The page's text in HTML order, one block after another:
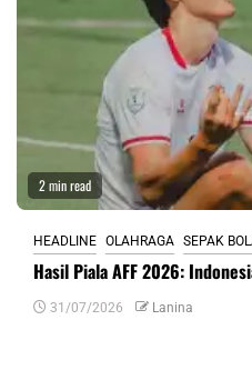
2 min read
HEADLINE OLAHRAGA SEPAK
Hasil Piala AFF 2026:
31/07/2026 Lanina